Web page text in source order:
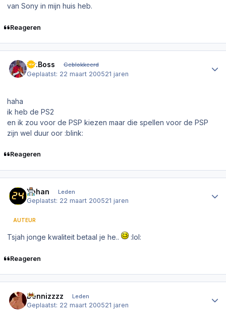
van Sony in mijn huis heb.
Reageren
Mr.Boss Geblokkeerd
Geplaatst: 22 maart 200521 jaren
haha
ik heb de PS2
en ik zou voor de PSP kiezen maar die spellen voor de PSP
zijn wel duur oor :blink:
Reageren
Yohan Leden
Geplaatst: 22 maart 200521 jaren
AUTEUR
Tsjah jonge kwaliteit betaal je he.. :lol:
Reageren
Dennizzzz Leden
Geplaatst: 22 maart 200521 jaren